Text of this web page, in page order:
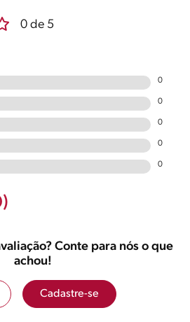
0 de 5
0
0
0
0
0
Conte para nós o que
achou!
Cadastre-se